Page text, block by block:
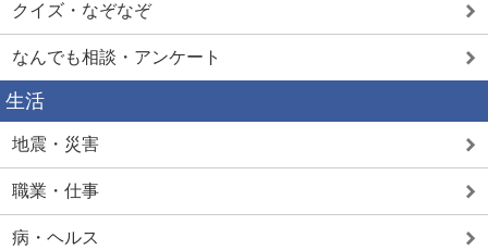
クイズ・なぞなぞ
なんでも相談・アンケート
生活
地震・災害
職業・仕事
病・ヘルス